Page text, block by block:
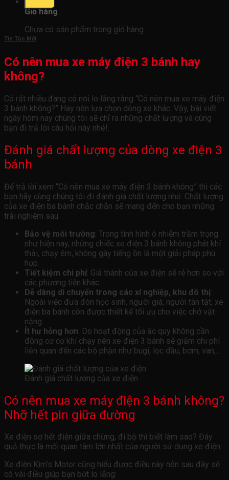
Giỏ hàng
Chưa có sản phẩm trong giỏ hàng.
Tin Tức Mới
Có nên mua xe máy điện 3 bánh hay
không?
Có rất nhiều đang có nỗi lo lắng rằng “Có nên mua xe máy điện
3 bánh không?” Hay nên lựa chọn dòng xe khác. Vậy, bài viết
ngày hôm nay chúng tôi sẽ chỉ ra những chất lượng và cùng
bạn đi trả lời câu hỏi này nhé!.
Đánh giá chất lượng của dòng xe điện 3
bánh
Để trả lời xem “Có nên mua xe máy điện 3 bánh không” thì các
bạn hãy cùng chúng tôi đi đánh giá chất lượng nhé. Chất lượng
của xe điện ba bánh chắc chắn sẽ mang đến cho bạn những
trải nghiệm sau:
Bảo vệ môi trường: Trong tình hình ô nhiễm trầm trọng
như hiện nay, những chiếc xe điện 3 bánh không phát khí
thải, chạy êm, không gây tiếng ồn là một giải pháp phù
hợp.
Tiết kiệm chi phí: Giá thành của xe điện sẽ rẻ hơn so với
các phương tiện khác.
Dễ dàng di chuyển trong các xí nghiệp, khu đô thị:
Ngoài việc đưa đón học sinh, người già, người tàn tật, xe
điện ba bánh còn được thiết kế tối ưu cho việc chở vật
nặng.
Ít hư hỏng hơn: Do hoạt động của ắc quy không cần
động cơ cơ khí chạy nên xe điện 3 bánh sẽ giảm chi phí
liên quan đến các bộ phận như bugi, lọc dầu, bơm, van,…
Đánh giá chất lượng của xe điện
Có nên mua xe máy điện 3 bánh không?
Nhỡ hết pin giữa đường
Xe điện sợ hết điện giữa chừng, đi bộ thì biết làm sao? Đây
quả thực là mối quan tâm lớn nhất của người sử dụng xe điện.
Xe điện Kim’s Motor cũng hiểu được điều này nên sau đây sẽ
có vài điều giúp bạn bớt lo lắng: